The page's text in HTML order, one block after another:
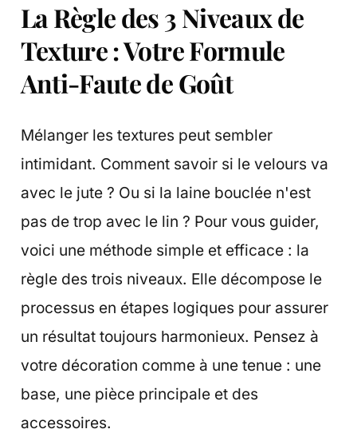
La Règle des 3 Niveaux de
Texture : Votre Formule
Anti-Faute de Goût
Mélanger les textures peut sembler
intimidant. Comment savoir si le velours va
avec le jute ? Ou si la laine bouclée n'est
pas de trop avec le lin ? Pour vous guider,
voici une méthode simple et efficace : la
règle des trois niveaux. Elle décompose le
processus en étapes logiques pour assurer
un résultat toujours harmonieux. Pensez à
votre décoration comme à une tenue : une
base, une pièce principale et des
accessoires.